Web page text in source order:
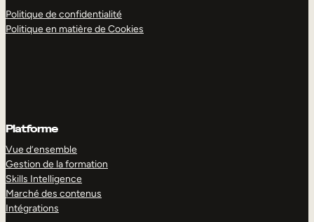
Politique de confidentialité
Politique en matière de Cookies
Platforme
Vue d’ensemble
Gestion de la formation
Skills Intelligence
Marché des contenus
Intégrations